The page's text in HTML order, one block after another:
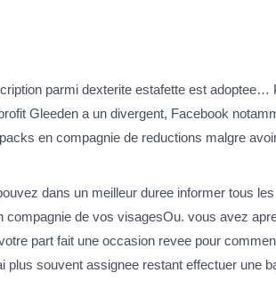
parmi dexterite estafette est adoptee…
Gleeden a un divergent, Facebook
en compagnie de reductions malgre
dans un meilleur duree informer tous les
compagnie de vos visagesOu. vous avez
part fait une occasion revee pour
plus souvent assignee restant effectuer une